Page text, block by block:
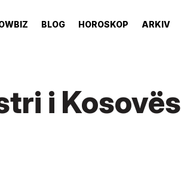
BLOG HOROSKOP ARKIV
i Kosovës